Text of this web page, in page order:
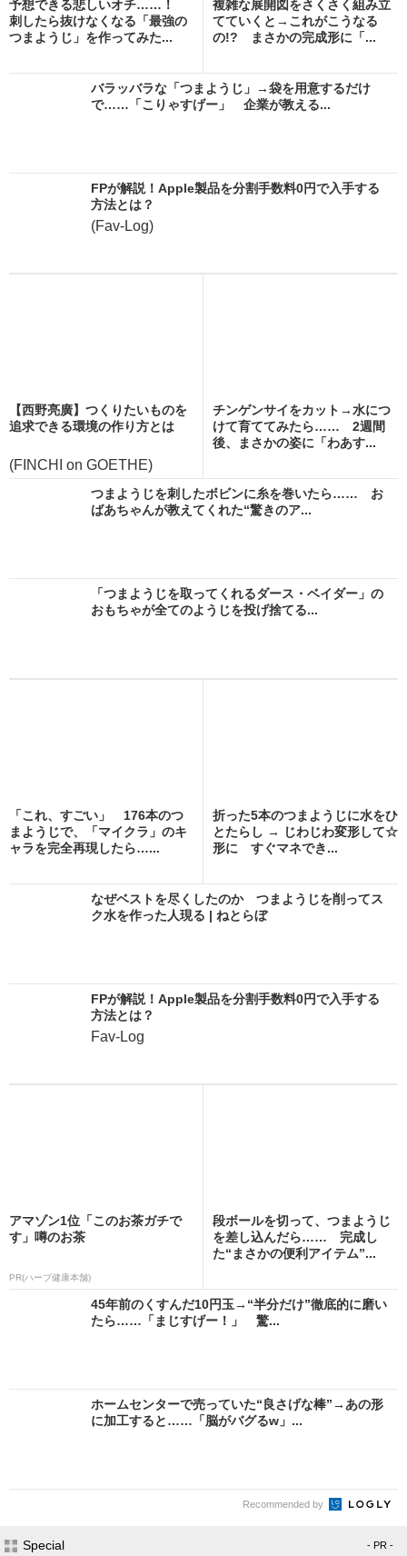
予想できる悲しいオチ……！
刺したら抜けなくなる「最強の
つまようじ」を作ってみた...
複雑な展開図をさくさく組み立
てていくと→これがこうなる
の!? まさかの完成形に「...
バラッバラな「つまようじ」→袋を用意するだけ
で……「こりゃすげー」 企業が教える...
FPが解説！Apple製品を分割手数料0円で入手する
方法とは？
(Fav-Log)
【西野亮廣】つくりたいものを
追求できる環境の作り方とは
(FINCHI on GOETHE)
チンゲンサイをカット→水につ
けて育ててみたら…… 2週間
後、まさかの姿に「わあす...
つまようじを刺したボビンに糸を巻いたら…… お
ばあちゃんが教えてくれた“驚きのア...
「つまようじを取ってくれるダース・ベイダー」の
おもちゃが全てのようじを投げ捨てる...
「これ、すごい」 176本のつ
まようじで、「マイクラ」のキ
ャラを完全再現したら…...
折った5本のつまようじに水をひ
とたらし → じわじわ変形して☆
形に すぐマネでき...
なぜベストを尽くしたのか つまようじを削ってス
ク水を作った人現る | ねとらぼ
FPが解説！Apple製品を分割手数料0円で入手する
方法とは？
Fav-Log
アマゾン1位「このお茶ガチで
す」噂のお茶
PR(ハーブ健康本舗)
段ボールを切って、つまようじ
を差し込んだら…… 完成し
た“まさかの便利アイテム”...
45年前のくすんだ10円玉→“半分だけ”徹底的に磨い
たら……「まじすげー！」 驚...
ホームセンターで売っていた“良さげな棒”→あの形
に加工すると……「脳がバグるw」...
Recommended by
Special - PR -